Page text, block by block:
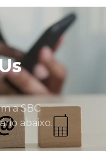
a SBC
abaixo.